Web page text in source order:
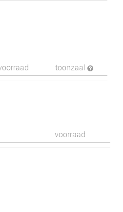
toonzaal
voorraad